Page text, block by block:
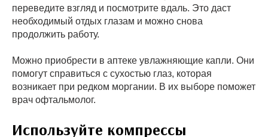
переведите взгляд и посмотрите вдаль. Это даст
необходимый отдых глазам и можно снова
продолжить работу.
Можно приобрести в аптеке увлажняющие капли. Они
помогут справиться с сухостью глаз, которая
возникает при редком моргании. В их выборе поможет
врач офтальмолог.
Используйте компрессы